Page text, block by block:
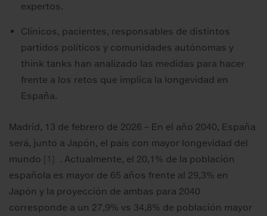
expertos.
Clínicos, pacientes, responsables de distintos
partidos políticos y comunidades autónomas y
think tanks han analizado las medidas para hacer
frente a los retos que implica la longevidad en
España.
Madrid, 13 de febrero de 2026 – En el año 2040, España
será, junto a Japón, el país con mayor longevidad del
mundo [1]
. Actualmente, el 20,1% de la población
española es mayor de 65 años frente al 29,3% en
Japón y la proyección de ambas para 2040
corresponde a un 27,9% vs 34,8% de población mayor